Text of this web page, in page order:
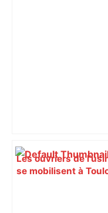
Les ouvriers de
se mobilisent à